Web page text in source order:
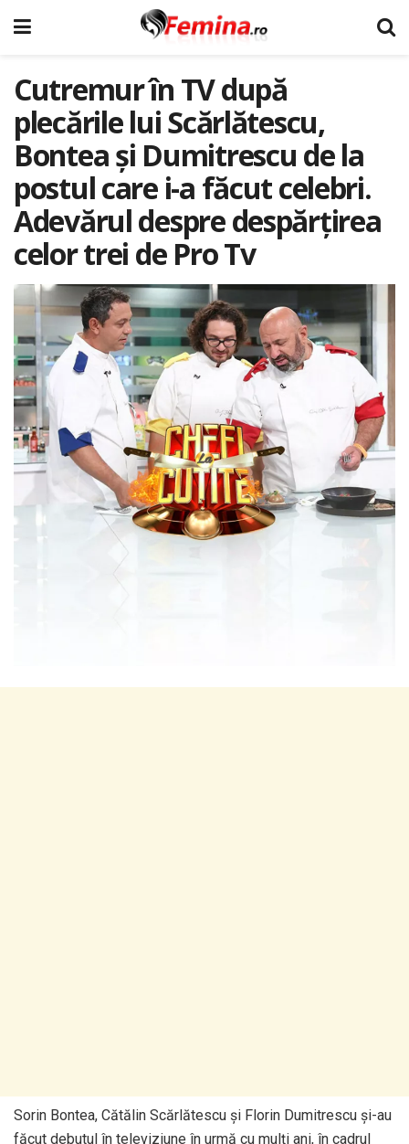
Cutremur în TV după
plecările lui Scărlătescu,
Bontea și Dumitrescu de la
postul care i-a făcut celebri.
Adevărul despre despărțirea
celor trei de Pro Tv
Sorin Bontea, Cătălin Scărlătescu și Florin Dumitrescu și-au
făcut debutul în televiziune în urmă cu mulți ani, în cadrul